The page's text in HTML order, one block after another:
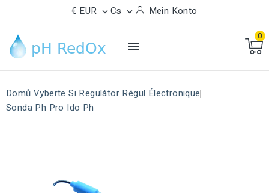
€ EUR  Cs  Mein Konto

0
Domů Vyberte Si Regulátor Régul Électronique
Sonda Ph Pro Ido Ph